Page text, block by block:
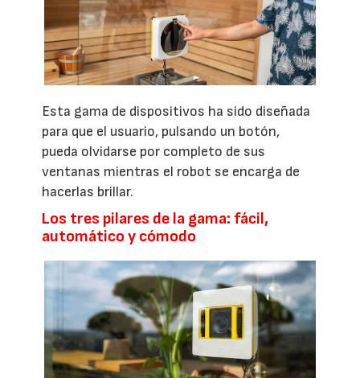
Esta gama de dispositivos ha sido diseñada
para que el usuario, pulsando un botón,
pueda olvidarse por completo de sus
ventanas mientras el robot se encarga de
hacerlas brillar.
Los tres pilares de la gama: fácil,
automático y cómodo